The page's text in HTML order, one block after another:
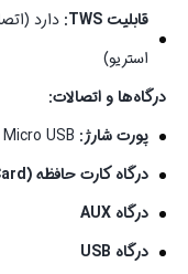
قابلیت TWS:
دارد
استریو)
درگاه‌ها و اتصالات:
پورت شارژ:
درگاه کارت حافظه (TF Card)
درگاه AUX
درگاه USB